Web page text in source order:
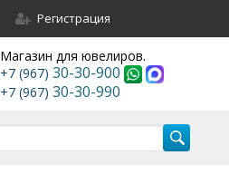
Регистрация
Магазин для ювелиров.
+7 (967) 30-30-900
+7 (967) 30-30-990